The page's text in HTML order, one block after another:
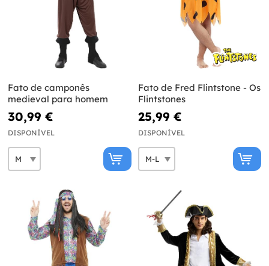
Fato de camponês
medieval para homem
30,99 €
DISPONÍVEL
Fato de Fred Flintstone - Os
Flintstones
25,99 €
DISPONÍVEL